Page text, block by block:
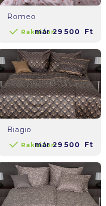
Romeo
Raktáron
már29 500 Ft
Biagio
Raktáron
már29 500 Ft